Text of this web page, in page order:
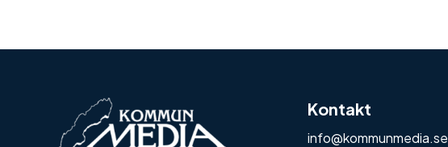
Kontakt
info@kommunmedia.se